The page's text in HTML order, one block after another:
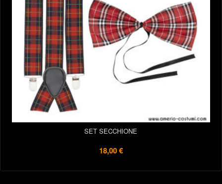
SET SECCHIONE
18,00 €